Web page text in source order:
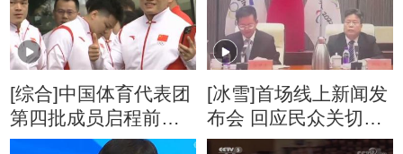
[综合]中国体育代表团
第四批成员启程前往
东京
[冰雪]首场线上新闻发
布会 回应民众关切热
点问题